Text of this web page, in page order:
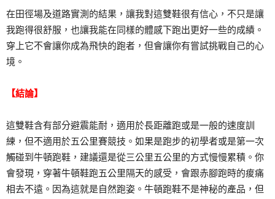
在田徑場及道路實測的結果，讓我對這雙鞋很有信心，不只是讓
我跑得很舒服，也讓我能在同樣的體感下跑出更好一些的成績。
穿上它不會讓你成為飛快的跑者，但會讓你有嘗試挑戰自己的心
境。
【結論】
這雙鞋含有部分避震能耐，適用於長距離跑或是一般的速度訓
練，但不適用於五公里賽競技。如果是跑步的初學者或是第一次
觸碰到牛頓跑鞋，建議還是從三公里五公里的方式慢慢累積。你
會發現，穿著牛頓鞋跑五公里隔天的感受，會跟赤腳跑時的痠痛
相去不遠。因為這就是自然跑姿。牛頓跑鞋不是神秘的產品，但